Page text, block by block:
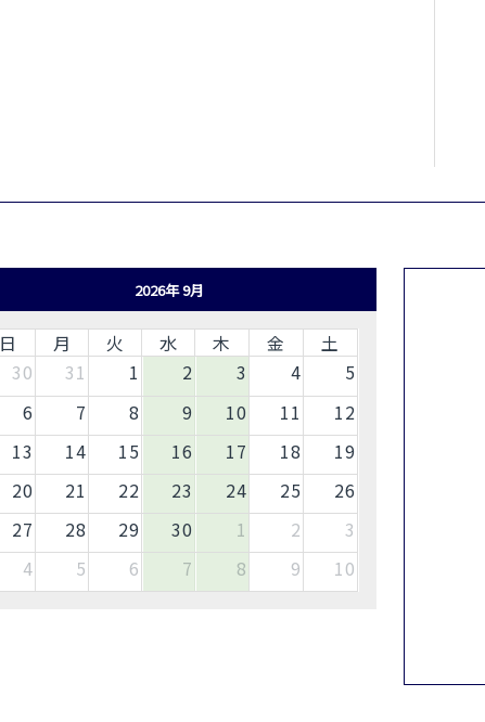
2026年 9月
日 月 火 水 木 金
土
30
31 1 2 3 4
5
6
7 8 9 10 11
12
13
14 15 16 17 18
19
20
21 22 23 24 25
26
27
28 29 30 1 2
3
4
5 6 7 8 9 10